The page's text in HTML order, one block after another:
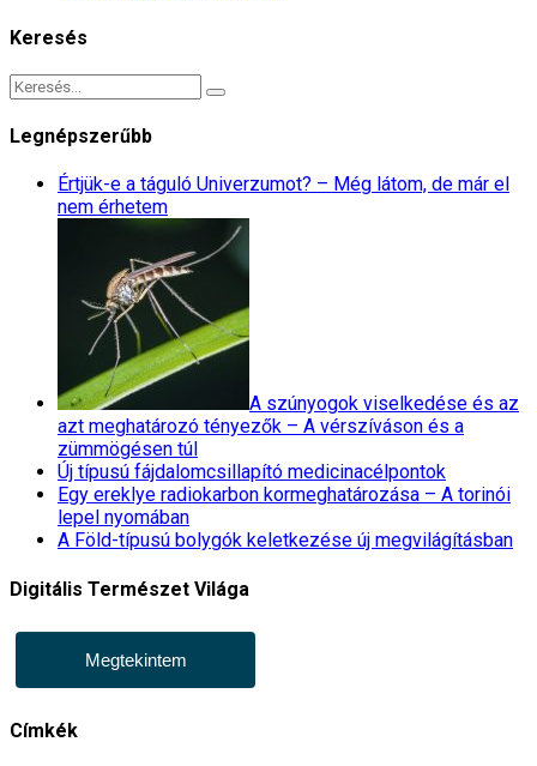
Keresés
Legnépszerűbb
Értjük-e a táguló Univerzumot? – Még látom, de már el
nem érhetem
A szúnyogok viselkedése és az
azt meghatározó tényezők – A vérszíváson és a
zümmögésen túl
Új típusú fájdalomcsillapító medicinacélpontok
Egy ereklye radiokarbon kormeghatározása – A torinói
lepel nyomában
A Föld-típusú bolygók keletkezése új megvilágításban
Digitális Természet Világa
Megtekintem
Címkék